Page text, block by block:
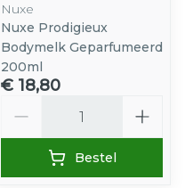
Nuxe
Nuxe Prodigieux
Bodymelk Geparfumeerd
200ml
€ 18,80
Bestel